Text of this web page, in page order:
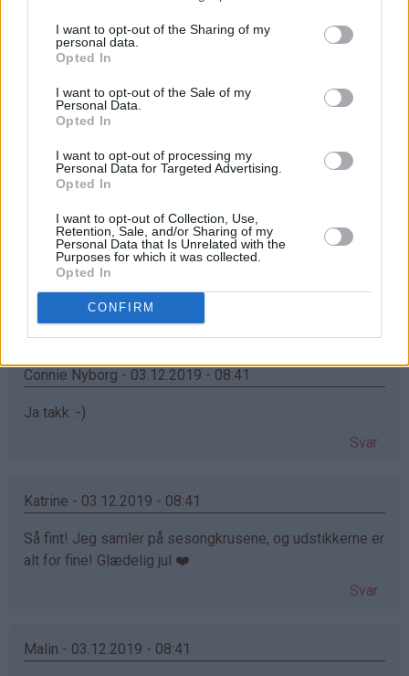
I want to opt-out of the Sharing of my
personal data.
Opted In
I want to opt-out of the Sale of my
Personal Data.
Opted In
I want to opt-out of processing my
Personal Data for Targeted Advertising.
Opted In
I want to opt-out of Collection, Use,
Retention, Sale, and/or Sharing of my
Personal Data that Is Unrelated with the
Purposes for which it was collected.
Opted In
CONFIRM
Svar
Maria - 03.12.2019 - 08:38
Inger Turid - 03.12.2019 - 08:40
Connie Nyborg - 03.12.2019 - 08:41
Ja takk :-)
Svar
Katrine - 03.12.2019 - 08:41
Så fint! Jeg samler på sesongkrusene, og udstikkerne er
alt for fine! Glædelig jul ❤️
Svar
Malin - 03.12.2019 - 08:41